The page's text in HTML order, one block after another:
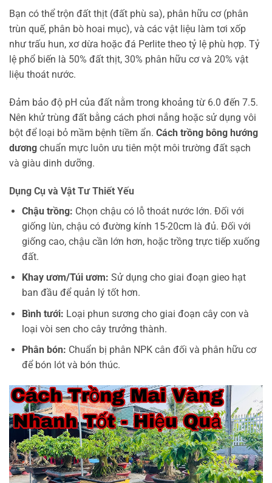
Bạn có thể trộn đất thịt (đất phù sa), phân hữu cơ (phân
trùn quế, phân bò hoai mục), và các vật liệu làm tơi xốp
như trấu hun, xơ dừa hoặc đá Perlite theo tỷ lệ phù hợp. Tỷ
lệ phổ biến là 50% đất thịt, 30% phân hữu cơ và 20% vật
liệu thoát nước.
Đảm bảo độ pH của đất nằm trong khoảng từ 6.0 đến 7.5.
Nên khử trùng đất bằng cách phơi nắng hoặc sử dụng vôi
bột để loại bỏ mầm bệnh tiềm ẩn. Cách trồng bông hướng
dương chuẩn mực luôn ưu tiên một môi trường đất sạch
và giàu dinh dưỡng.
Dụng Cụ và Vật Tư Thiết Yếu
Chậu trồng: Chọn chậu có lỗ thoát nước lớn. Đối với
giống lùn, chậu có đường kính 15-20cm là đủ. Đối với
giống cao, chậu cần lớn hơn, hoặc trồng trực tiếp xuống
đất.
Khay ươm/Túi ươm: Sử dụng cho giai đoạn gieo hạt
ban đầu để quản lý tốt hơn.
Bình tưới: Loại phun sương cho giai đoạn cây con và
loại vòi sen cho cây trưởng thành.
Phân bón: Chuẩn bị phân NPK cân đối và phân hữu cơ
để bón lót và bón thúc.